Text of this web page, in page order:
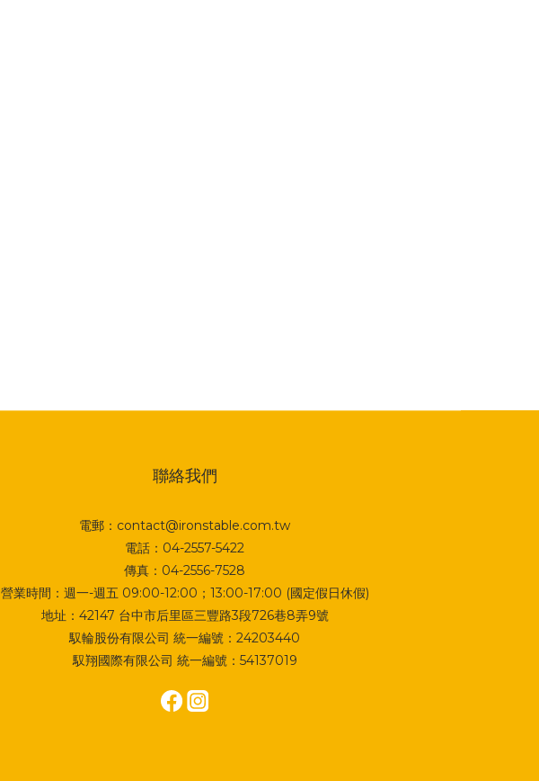
聯絡我們
電郵：contact@ironstable.com.tw
電話：04-2557-5422
傳真：04-2556-7528
營業時間：週一-週五 09:00-12:00；13:00-17:00 (國定假日休假)
地址： 42147 台中市后里區三豐路3段726巷8弄9號
馭輪股份有限公司 統一編號：24203440
馭翔國際有限公司 統一編號：54137019